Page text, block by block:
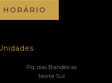
HORÁRIO
Pq. das Bandeiras
Norte Sul